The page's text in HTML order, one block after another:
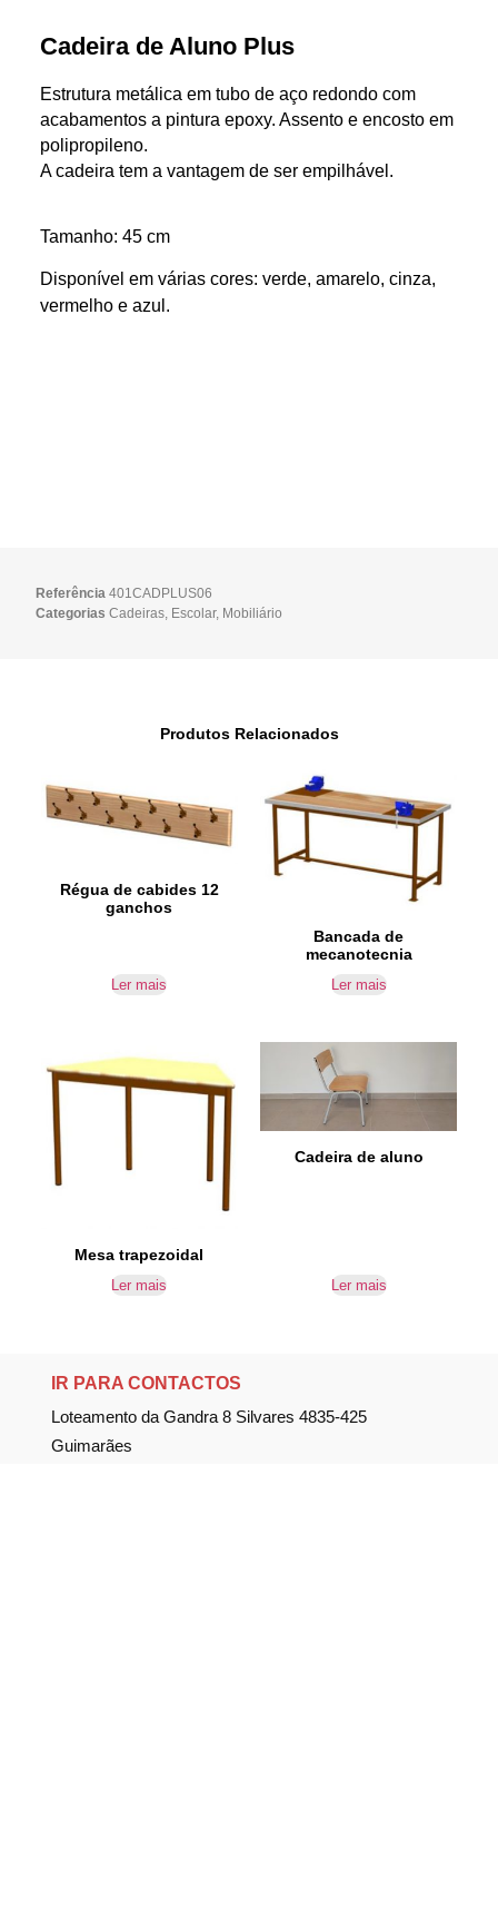
Cadeira de Aluno Plus
Estrutura metálica em tubo de aço redondo com
acabamentos a pintura epoxy. Assento e encosto em
polipropileno.
A cadeira tem a vantagem de ser empilhável.
Tamanho: 45 cm
Disponível em várias cores: verde, amarelo, cinza,
vermelho e azul.
Referência401CADPLUS06
Categorias Cadeiras, Escolar, Mobiliário
Produtos Relacionados
Régua de cabides 12
ganchos
Ler mais
Bancada de
mecanotecnia
Ler mais
Mesa trapezoidal
Ler mais
Cadeira de aluno
Ler mais
IR PARA CONTACTOS
Loteamento da Gandra 8 Silvares 4835-425
Guimarães